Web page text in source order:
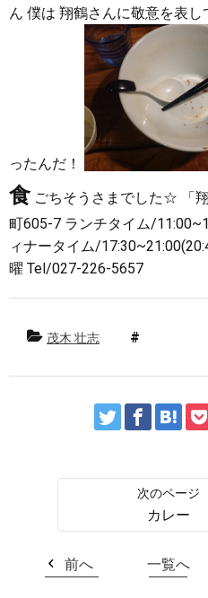
ん 僕は 翔鶴さんに敬意を表
ったんだ！
食 ごちそうさまでした☆ 「
町605-7 ランチタイム/
ィナータイム/
曜 Tel/027-226-5657
茂木 壮志
カレー
前へ 一覧へ